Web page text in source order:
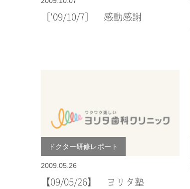
［'09/10/7］ 感動感謝
ドクター研修レポート
2009.05.26
【09/05/26】 ヨリタ塾